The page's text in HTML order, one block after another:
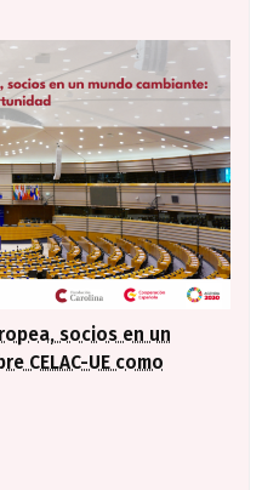
socios en un
CELAC-UE como